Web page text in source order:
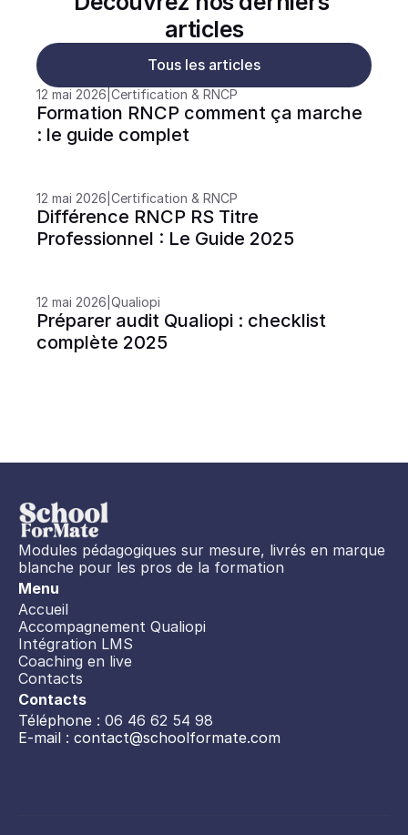
articles
Tous les articles
12 mai 2026 Certification & RNCP
Formation RNCP comment ça marche
: le guide complet
12 mai 2026 Certification & RNCP
Différence RNCP RS Titre
Professionnel : Le Guide 2025
12 mai 2026 Qualiopi
Préparer audit Qualiopi : checklist
complète 2025
Modules pédagogiques sur mesure, livrés en marque
blanche pour les pros de la formation
Menu
Accueil
Accompagnement Qualiopi
Intégration LMS
Coaching en live
Contacts
Contacts
Téléphone : 06 46 62 54 98
E-mail : contact@schoolformate.com